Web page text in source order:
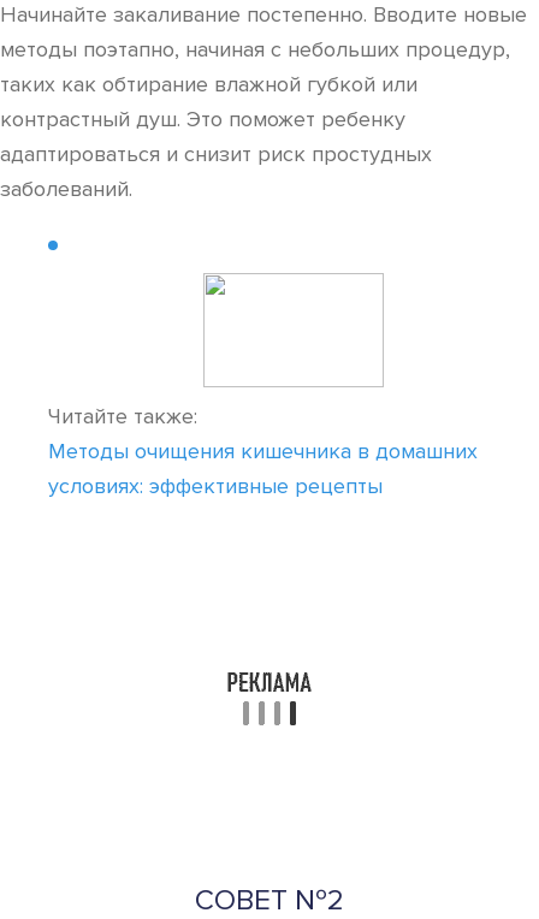
Начинайте закаливание постепенно. Вводите новые
методы поэтапно, начиная с небольших процедур,
таких как обтирание влажной губкой или
контрастный душ. Это поможет ребенку
адаптироваться и снизит риск простудных
заболеваний.
Читайте также:
Методы очищения кишечника в домашних
условиях: эффективные рецепты
СОВЕТ №2